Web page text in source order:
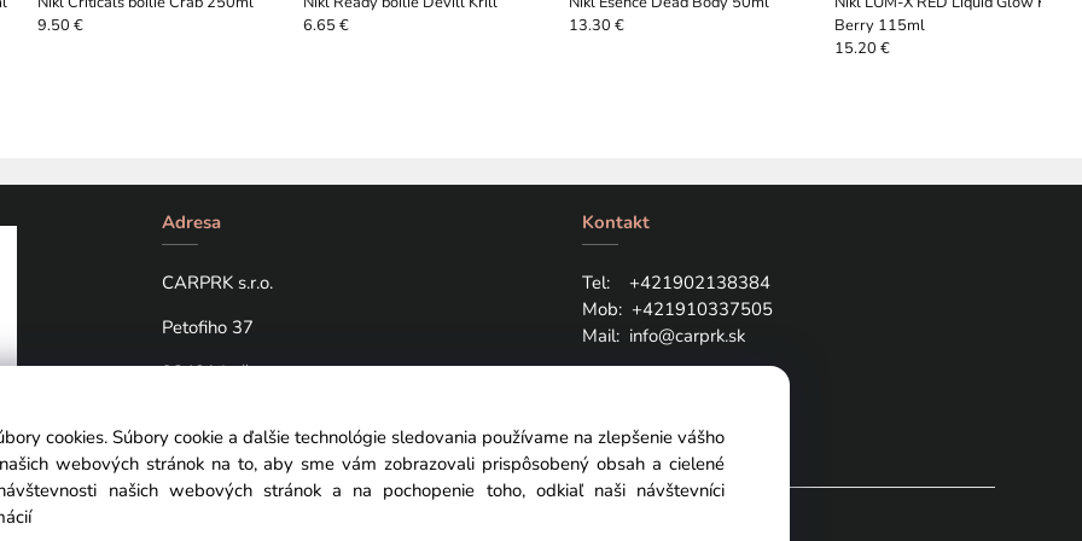
9.50 €
6.65 €
13.30 €
Berry 115ml
15.20 €
Adresa
CARPRK s.r.o.
Petofiho 37
98401 Lučenec
Kontakt
Tel: +421902138384
Mob: +421910337505
Mail: info@carprk.sk
cookies. Súbory cookie a ďalšie technológie sledovania používame na zlepšenie vášho
webových stránok na to, aby sme vám zobrazovali prispôsobený obsah a cielené
našich webových stránok a na pochopenie toho, odkiaľ naši návštevníci